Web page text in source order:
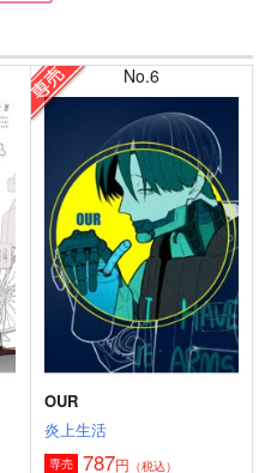
No.6
OUR
炎上生活
専売 787円 （税込）